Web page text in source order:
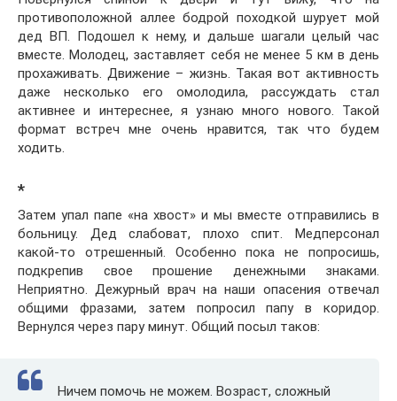
противоположной аллее бодрой походкой шурует мой
дед ВП. Подошел к нему, и дальше шагали целый час
вместе. Молодец, заставляет себя не менее 5 км в день
прохаживать. Движение – жизнь. Такая вот активность
даже несколько его омолодила, рассуждать стал
активнее и интереснее, я узнаю много нового. Такой
формат встреч мне очень нравится, так что будем
ходить.
*
Затем упал папе «на хвост» и мы вместе отправились в
больницу. Дед слабоват, плохо спит. Медперсонал
какой-то отрешенный. Особенно пока не попросишь,
подкрепив свое прошение денежными знаками.
Неприятно. Дежурный врач на наши опасения отвечал
общими фразами, затем попросил папу в коридор.
Вернулся через пару минут. Общий посыл таков:
Ничем помочь не можем. Возраст, сложный